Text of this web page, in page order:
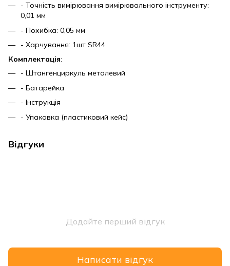
- Точність вимірювання вимірювального інструменту:
0,01 мм
- Похибка: 0,05 мм
- Харчування: 1шт SR44
Комплектація:
- Штангенциркуль металевий
- Батарейка
- Інструкція
- Упаковка (пластиковий кейс)
Відгуки
Додайте перший відгук
Написати відгук